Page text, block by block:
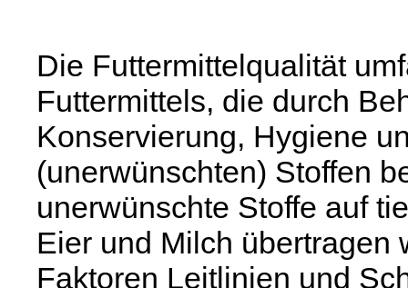
Die Futtermittelqualität
Futtermittels, die durch
Konservierung, Hygiene
(unerwünschten) Stoffen
unerwünschte Stoffe auf
Eier und Milch übertragen
Faktoren Leitlinien und